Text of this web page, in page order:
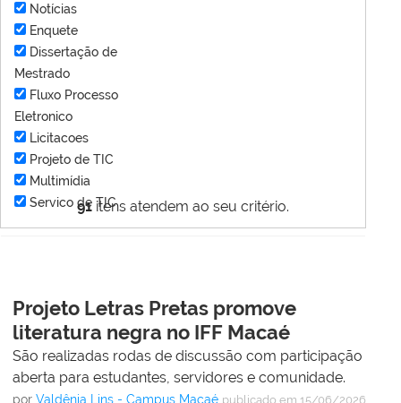
91 itens atendem ao seu critério.
Notícias
Enquete
Dissertação de
Mestrado
Fluxo Processo
Eletronico
Licitacoes
Projeto de TIC
Multimídia
Servico de TIC
Projeto Letras Pretas promove
literatura negra no IFF Macaé
São realizadas rodas de discussão com participação
aberta para estudantes, servidores e comunidade.
por Valdênia Lins - Campus Macaé publicado em 15/06/2026